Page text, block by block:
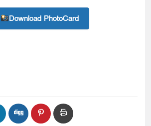
Download PhotoCard